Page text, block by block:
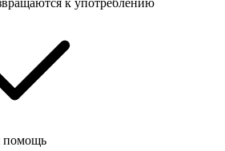
к употреблению
помощь